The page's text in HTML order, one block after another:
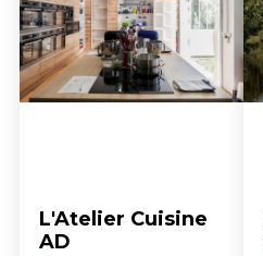
L'Atelier Cuisine
AD